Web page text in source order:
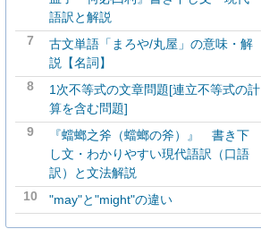
語訳と解説
7
古文単語「まろや/丸屋」の意味・解
説【名詞】
8
1次不等式の文章問題[連立不等式の計
算を含む問題]
9
『蟷螂之斧（蟷螂の斧）』 書き下
し文・わかりやすい現代語訳（口語
訳）と文法解説
10
"may"と"might"の違い